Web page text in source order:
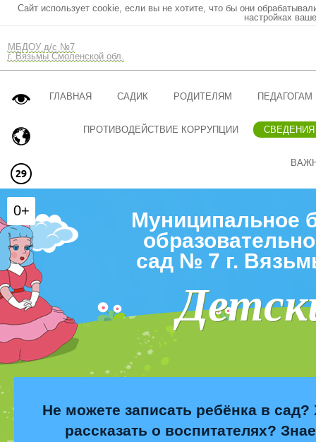
Сайт использует cookie, если вы не хотите, что бы они
настройках
МБДОУ д/с №7
г. Вязьмы Смоленской обл.
ГЛАВНАЯ САДИК РОДИТЕЛЯМ ПЕДАГОГАМ
ПРОТИВОДЕЙСТВИЕ КОРРУПЦИИ
Муниципальное
сад № 7 г.
Не можете записать ребёнка в сад?
рассказать о воспитателях?
0+